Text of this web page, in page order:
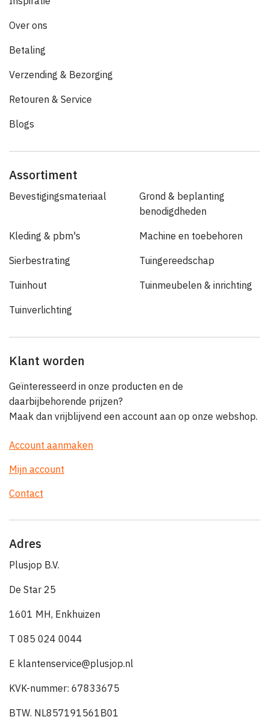
Over ons
Betaling
Verzending & Bezorging
Retouren & Service
Blogs
Assortiment
Bevestigingsmateriaal
Grond & beplanting
benodigdheden
Kleding & pbm's Machine en toebehoren
Sierbestrating Tuingereedschap
Tuinhout Tuinmeubelen & inrichting
Tuinverlichting
Klant worden
Geïnteresseerd in onze producten en de
daarbijbehorende prijzen?
Maak dan vrijblijvend een account aan op onze webshop.
Account aanmaken
Mijn account
Contact
Adres
Plusjop B.V.
De Star 25
1601 MH, Enkhuizen
T 085 024 0044
E klantenservice@plusjop.nl
KVK-nummer: 67833675
BTW. NL857191561B01